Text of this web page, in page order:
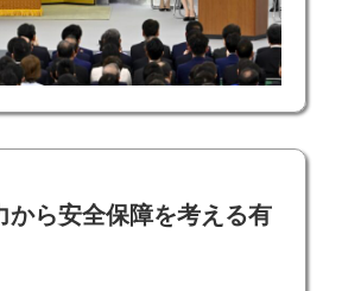
から安全保障を考える有